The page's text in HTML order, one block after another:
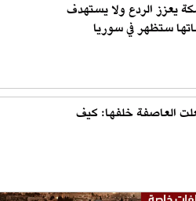
يعزز الردع ولا يستهدف
ستظهر في سوريا
العاصفة خلفها: كيف